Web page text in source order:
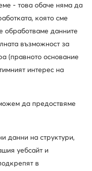
- това обаче няма да
която сме
обработваме данните
възможност за
(правното основание
интерес на
да предоствяме
данни на структури,
уебсайт и
в